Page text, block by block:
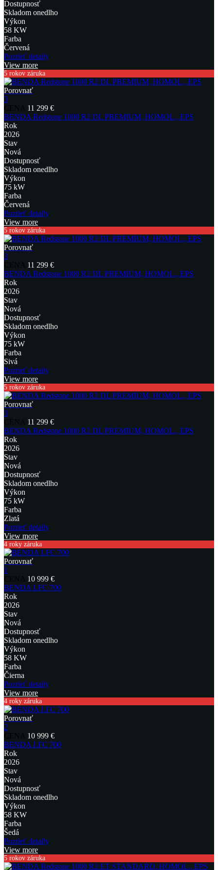
Dostupnosť
Skladom onedlho
Výkon
58 KW
Farba
Červená
Pozrieť detaily
View more
5 rokov záruka
Porovnať
3
11 299 €
BENDA Redstone 1000 R2 DL PREMIUM, HOMOL., EPS
Rok
2026
Stav
Nová
Dostupnosť
Skladom onedlho
Výkon
75 kW
Farba
Červená
Pozrieť detaily
View more
5 rokov záruka
Porovnať
3
11 299 €
BENDA Redstone 1000 R2 DL PREMIUM, HOMOL., EPS
Rok
2026
Stav
Nová
Dostupnosť
Skladom onedlho
Výkon
75 kW
Farba
Sivá
Pozrieť detaily
View more
5 rokov záruka
Porovnať
3
11 299 €
BENDA Redstone 1000 R2 DL PREMIUM, HOMOL., EPS
Rok
2026
Stav
Nová
Dostupnosť
Skladom onedlho
Výkon
75 kW
Farba
Zlatá
Pozrieť detaily
View more
4 roky záruka
Porovnať
1
10 999 €
BENDA LFC 700
Rok
2026
Stav
Nová
Dostupnosť
Skladom onedlho
Výkon
58 KW
Farba
Čierna
Pozrieť detaily
View more
4 roky záruka
Porovnať
2
10 999 €
BENDA LFC 700
Rok
2026
Stav
Nová
Dostupnosť
Skladom onedlho
Výkon
58 KW
Farba
Šedá
Pozrieť detaily
View more
5 rokov záruka